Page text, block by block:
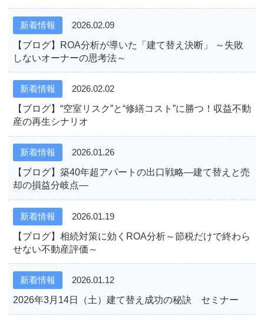
新着情報 2026.02.09
【ブログ】ROA分析が導いた「建て替え決断」 ～失敗
しないオーナーの思考法～
新着情報 2026.02.02
【ブログ】“空室リスク”と“修繕コスト”に勝つ！収益不動
産の再生シナリオ
新着情報 2026.01.26
【ブログ】築40年超アパートの出口戦略―建て替えと売
却の損益分岐点―
新着情報 2026.01.19
【ブログ】相続対策に効くROA分析～節税だけで終わら
せない不動産評価～
新着情報 2026.01.12
2026年3月14日（土）建て替え成功の秘訣 セミナー